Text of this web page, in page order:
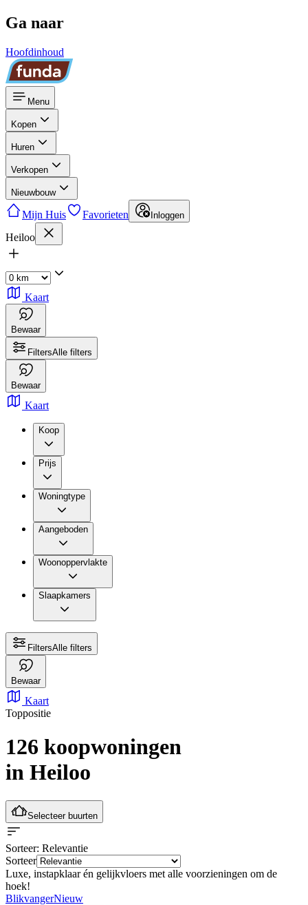
Ga naar
Hoofdinhoud
Menu
Kopen
Huren
Verkopen
Nieuwbouw
Mijn Huis Favorieten Inloggen
Heiloo
Kaart
Bewaar
FiltersAlle filters
Bewaar
Kaart
Koop
Prijs
Woningtype
Aangeboden
Woonoppervlakte
Slaapkamers
FiltersAlle filters
Bewaar
Kaart
Toppositie
126 koopwoningen
in Heiloo
Selecteer buurten
Sorteer: Relevantie
Sorteer
Luxe, instapklaar én gelijkvloers met alle voorzieningen om de
hoek!
BlikvangerNieuw